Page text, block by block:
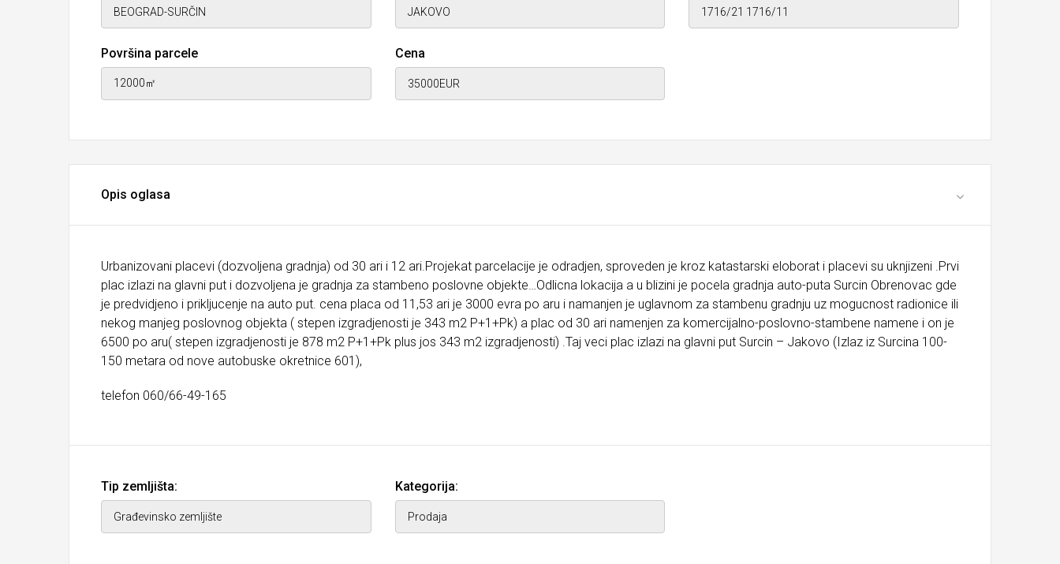
Površina parcele Cena
Opis oglasa
Urbanizovani placevi (dozvoljena gradnja) od 30 ari i 12 ari.Projekat parcelacije je odradjen, sproveden je kroz katastarski eloborat i placevi su uknjizeni .Prvi
plac izlazi na glavni put i dozvoljena je gradnja za stambeno poslovne objekte…Odlicna lokacija a u blizini je pocela gradnja auto-puta Surcin Obrenovac gde
je predvidjeno i prikljucenje na auto put. cena placa od 11,53 ari je 3000 evra po aru i namanjen je uglavnom za stambenu gradnju uz mogucnost radionice ili
nekog manjeg poslovnog objekta ( stepen izgradjenosti je 343 m2 P+1+Pk) a plac od 30 ari namenjen za komercijalno-poslovno-stambene namene i on je
6500 po aru( stepen izgradjenosti je 878 m2 P+1+Pk plus jos 343 m2 izgradjenosti) .Taj veci plac izlazi na glavni put Surcin – Jakovo (Izlaz iz Surcina 100-
150 metara od nove autobuske okretnice 601),
telefon 060/66-49-165
Tip zemljišta: Kategorija: